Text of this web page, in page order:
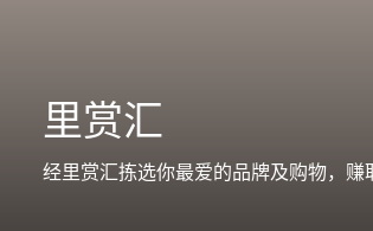
里赏汇
经里赏汇拣选你最爱的品牌及购物，赚